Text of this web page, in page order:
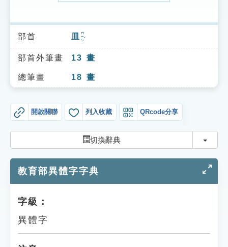
索引選單
知識索引
單字索引
遊戲專區
教學應用
貓頭鷹博士
部首 皿 ㄇㄧㄣˇ
部首外筆畫 13 畫
總筆畫 18 畫
開啟關聯 列入收藏 QRcode分享
切換辭典 切換
教育部異體字字典
字級：
異體字